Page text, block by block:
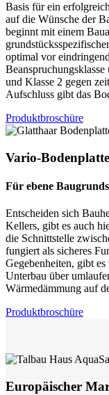
Basis für ein
auf die Wünsche der
beginnt mit einem
optimal vor
und Klasse 2 gegen
Aufschluss gibt das
Produktbroschüre
Vario-Bodenplatte
Für ebene
Entscheiden sich
Kellers, gibt es auch
die Schnittstelle
fungiert als sicheres
Gegebenheiten, gibt
Unterbau über
Wärmedämmung auf
Produktbroschüre
Europäischer